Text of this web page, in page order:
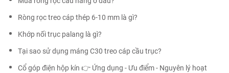
Ròng rọc treo cáp thép 6-10 mm là gì?
Khớp nối trục palang là gì?
Tại sao sử dụng máng C30 treo cáp cầu trục?
Cổ góp điện hộp kín 👉 Ứng dụng - Ưu điểm - Nguyên lý hoạt